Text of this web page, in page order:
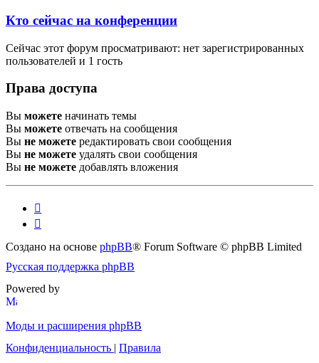
Кто сейчас на конференции
Сейчас этот форум просматривают: нет зарегистрированных
пользователей и 1 гость
Права доступа
Вы можете начинать темы
Вы можете отвечать на сообщения
Вы не можете редактировать свои сообщения
Вы не можете удалять свои сообщения
Вы не можете добавлять вложения
Создано на основе phpBB® Forum Software © phpBB Limited
Русская поддержка phpBB
Powered by
Моды и расширения phpBB
Конфиденциальность | Правила